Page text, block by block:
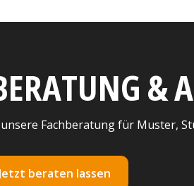
&
Fachberatung für Muster,
Jetzt beraten lassen